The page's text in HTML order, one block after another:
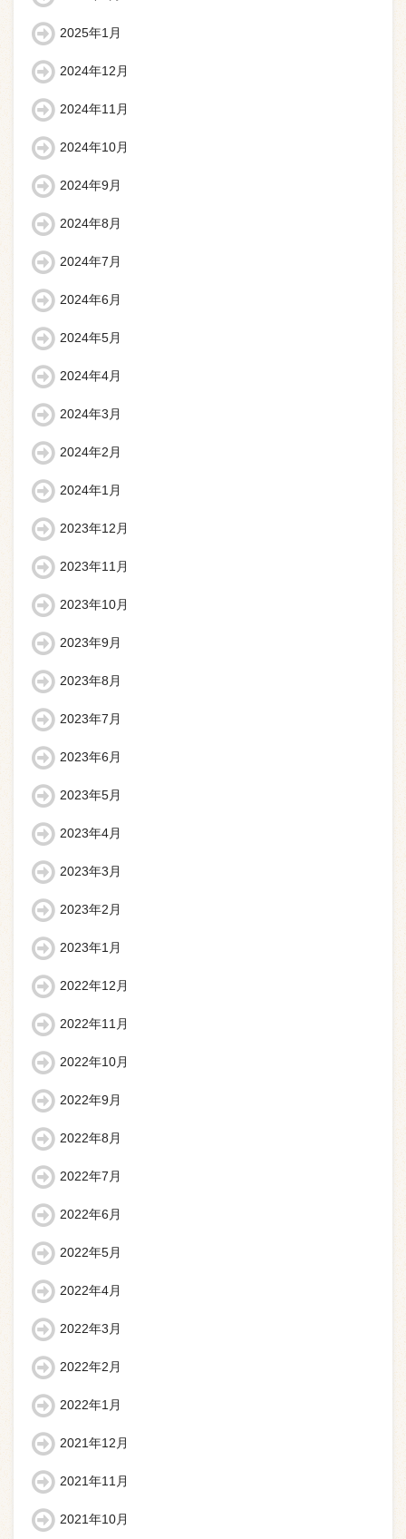
2025年1月
2024年12月
2024年11月
2024年10月
2024年9月
2024年8月
2024年7月
2024年6月
2024年5月
2024年4月
2024年3月
2024年2月
2024年1月
2023年12月
2023年11月
2023年10月
2023年9月
2023年8月
2023年7月
2023年6月
2023年5月
2023年4月
2023年3月
2023年2月
2023年1月
2022年12月
2022年11月
2022年10月
2022年9月
2022年8月
2022年7月
2022年6月
2022年5月
2022年4月
2022年3月
2022年2月
2022年1月
2021年12月
2021年11月
2021年10月